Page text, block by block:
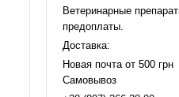
Ветеринарные
предоплаты.
Доставка:
Новая почта от 500 грн
Самовывоз